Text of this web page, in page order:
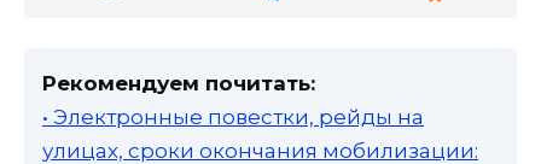
Рекомендуем почитать:
• Электронные повестки, рейды на
улицах, сроки окончания мобилизации: